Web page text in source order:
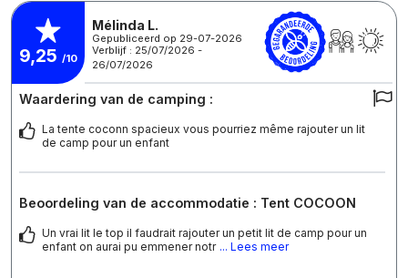
9,25 /10
Mélinda L.
Gepubliceerd op 29-07-2026
Verblijf : 25/07/2026 -
26/07/2026
Waardering van de camping :
La tente coconn spacieux vous pourriez même rajouter un lit
de camp pour un enfant
Beoordeling van de accommodatie : Tent COCOON
Un vrai lit le top il faudrait rajouter un petit lit de camp pour un
enfant on aurai pu emmener notr ... Lees meer